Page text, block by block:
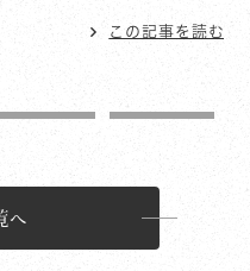
この記事を読む
へ